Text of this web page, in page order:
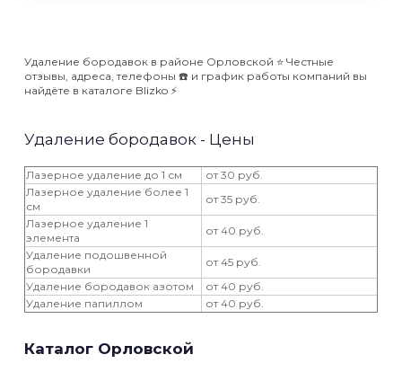
Удаление бородавок в районе Орловской ⭐️ Честные
отзывы, адреса, телефоны ☎️ и график работы компаний вы
найдёте в каталоге Blizko ⚡️
Удаление бородавок - Цены
Лазерное удаление до 1 см
от 30 руб.
Лазерное удаление более 1
см
от 35 руб.
Лазерное удаление 1
элемента
от 40 руб.
Удаление подошвенной
бородавки
от 45 руб.
Удаление бородавок азотом
от 40 руб.
Удаление папиллом
от 40 руб.
Каталог Орловской